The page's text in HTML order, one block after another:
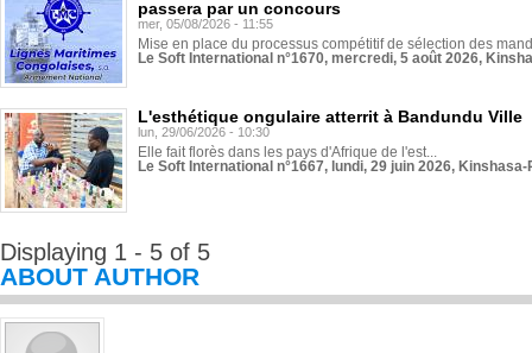
passera par un concours
mer, 05/08/2026 - 11:55
Mise en place du processus compétitif de sélection des
Le Soft International n°1670, mercredi, 5 août 2026,
L'esthétique ongulaire atterrit à Bandundu Ville
lun, 29/06/2026 - 10:30
Elle fait florès dans les pays d'Afrique de l'est...
Le Soft International n°1667, lundi, 29 juin 2026,
Displaying 1 - 5 of 5
ABOUT AUTHOR